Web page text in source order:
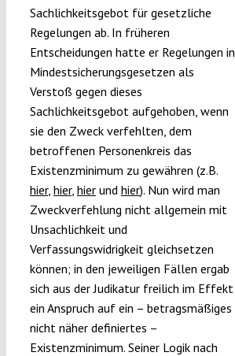
Sachlichkeitsgebot für gesetzliche
Regelungen ab. In früheren
Entscheidungen hatte er Regelungen in
Mindestsicherungsgesetzen als
Verstoß gegen dieses
Sachlichkeitsgebot aufgehoben, wenn
sie den Zweck verfehlten, dem
betroffenen Personenkreis das
Existenzminimum zu gewähren (z.B.
hier, hier, hierund hier). Nun wird man
Zweckverfehlung nicht allgemein mit
Unsachlichkeit und
Verfassungswidrigkeit gleichsetzen
können; in den jeweiligen Fällen ergab
sich aus der Judikatur freilich im Effekt
ein Anspruch auf ein – betragsmäßiges
nicht näher definiertes –
Existenzminimum. Seiner Logik nach